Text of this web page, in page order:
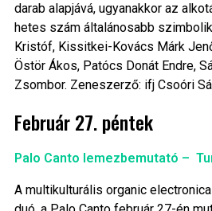
darab alapjává, ugyanakkor az
hetes szám általánosabb
Kristóf, Kissitkei-Kovács Márk
Östör Ákos, Patócs Donát Endre,
Zsombor. Zeneszerző: ifj Csoóri
Február 27. péntek
Palo Canto lemezbemutató –
A multikulturális organic